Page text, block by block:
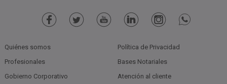
Quiénes somos
Profesionales
Gobierno Corporativo
Política de Privacidad
Bases Notariales
Atención al cliente